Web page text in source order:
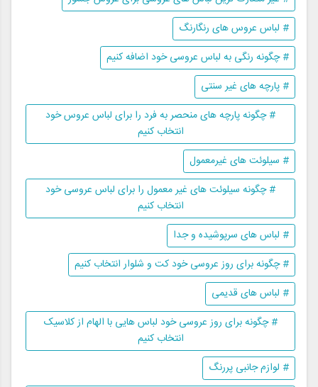
# لباس عروس های رنگارنگ
# چگونه رنگی به لباس عروسی خود اضافه کنیم
# پارچه های غیر سنتی
# چگونه پارچه های منحصر به فرد را برای لباس عروس خود
انتخاب کنیم
# سیلوئت های غیرمعمول
# چگونه سیلوئت های غیر معمول را برای لباس عروسی خود
انتخاب کنیم
# لباس های سرپوشیده و جدا
# چگونه برای روز عروسی خود کت و شلوار انتخاب کنیم
# لباس های قدیمی
# چگونه برای روز عروسی خود لباس هایی با الهام از کلاسیک
انتخاب کنیم
# لوازم جانبی پررنگ